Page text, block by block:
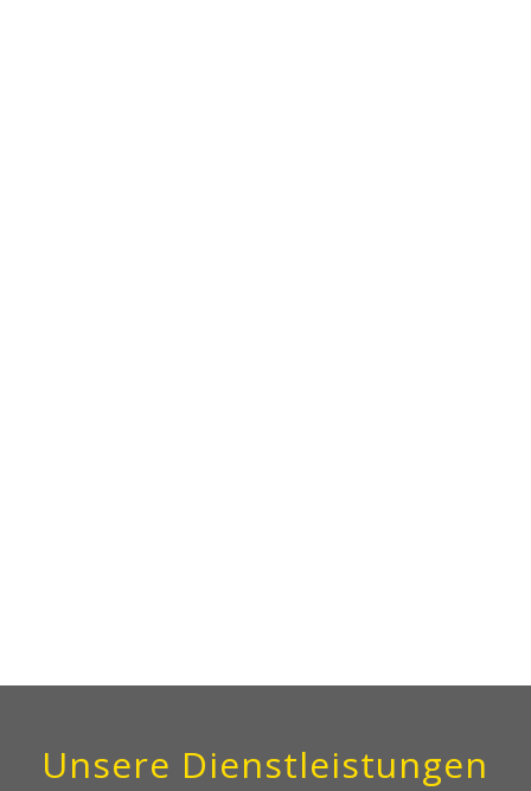
Unsere Dienstleistungen